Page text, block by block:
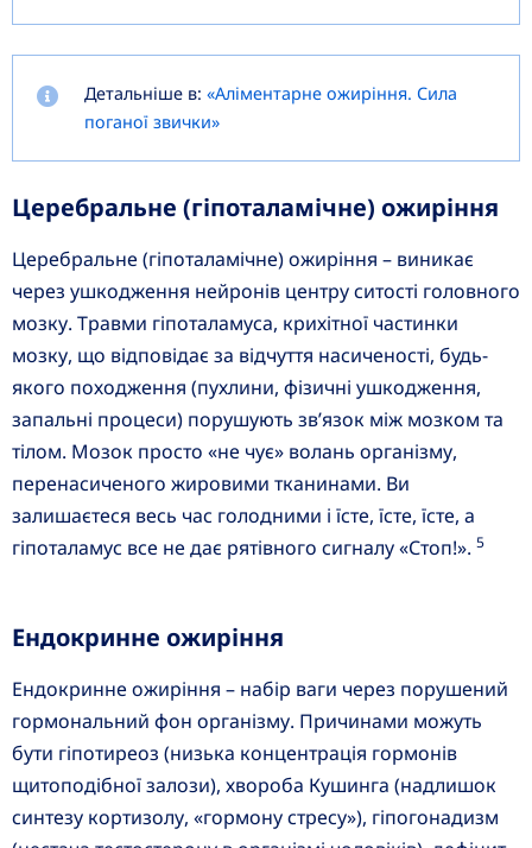
Детальніше в: «Аліментарне ожиріння. Сила
поганої звички»
Церебральне (гіпоталамічне) ожиріння
Церебральне (гіпоталамічне) ожиріння – виникає
через ушкодження нейронів центру ситості головного
мозку. Травми гіпоталамуса, крихітної частинки
мозку, що відповідає за відчуття насиченості, будь-
якого походження (пухлини, фізичні ушкодження,
запальні процеси) порушують зв’язок між мозком та
тілом. Мозок просто «не чує» волань організму,
перенасиченого жировими тканинами. Ви
залишаєтеся весь час голодними і їсте, їсте, їсте, а
гіпоталамус все не дає рятівного сигналу «Стоп!». 5
Ендокринне ожиріння
Ендокринне ожиріння – набір ваги через порушений
гормональний фон організму. Причинами можуть
бути гіпотиреоз (низька концентрація гормонів
щитоподібної залози), хвороба Кушинга (надлишок
синтезу кортизолу, «гормону стресу»), гіпогонадизм